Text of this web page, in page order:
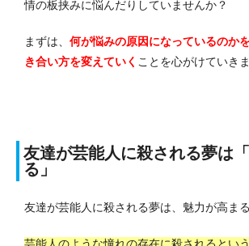
情の板挟みに悩んだりしていませんか？
まずは、 何が悩みの原因になっているのか
き合い方を変えていく ことを心がけていき
友達が芸能人に殺される夢は
る」
友達が芸能人に殺される夢は、魅力が高ま